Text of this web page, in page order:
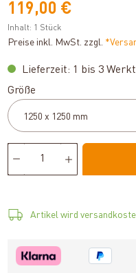
119,00 €
Inhalt: 1 Stück
Preise inkl. MwSt. zzgl.
Lieferzeit: 1 bis 3
Größe
Artikel wird